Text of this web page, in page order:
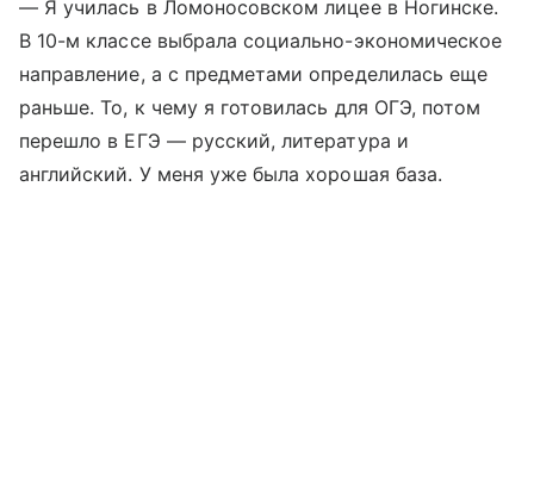
— Я училась в Ломоносовском лицее в Ногинске.
В 10-м классе выбрала социально-экономическое
направление, а с предметами определилась еще
раньше. То, к чему я готовилась для ОГЭ, потом
перешло в ЕГЭ — русский, литература и
английский. У меня уже была хорошая база.